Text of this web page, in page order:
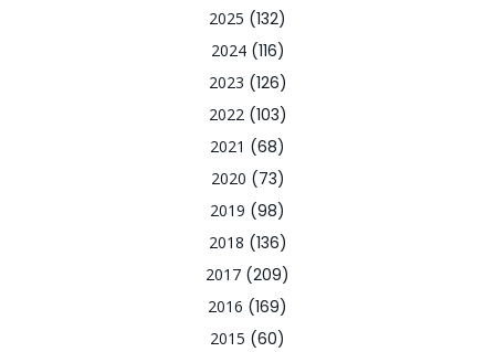
2025 (132)
2024(116)
2023 (126)
2022(103)
2021 (68)
2020 (73)
2019 (98)
2018 (136)
2017 (209)
2016 (169)
2015 (60)